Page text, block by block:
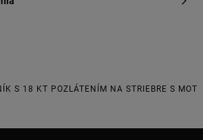
S 18 KT POZLÁTENÍM NA STRIEBRE S